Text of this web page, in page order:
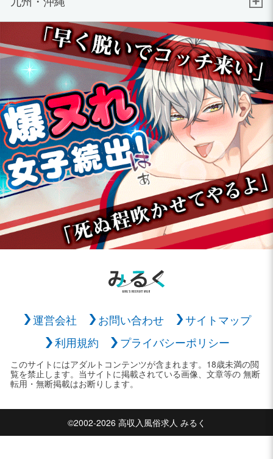
運営会社 お問い合わせ
サイトマップ
利用規約
プライバシーポリシー
このサイトにはアダルトコンテンツが含まれます。18歳未満の閲
覧を禁止します。当サイトに掲載されている画像、文章等の 無断
転用・無断掲載はお断りします。
©2002-2026 高収入風俗求人 みるく